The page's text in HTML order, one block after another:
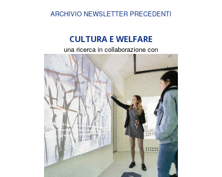
ARCHIVIO NEWSLETTER PRECEDENTI
CULTURA E WELFARE
una ricerca in collaborazione con